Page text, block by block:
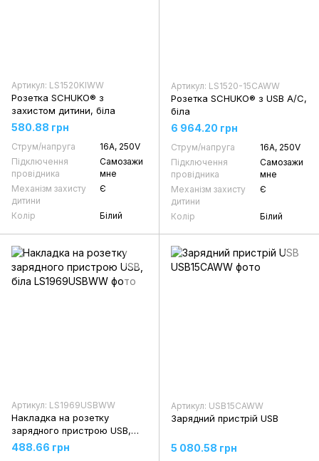
Артикул: LS1520KIWW
Розетка SCHUKO® з
захистом дитини, біла
580.88 грн
Струм/напруга
16А, 250V
Підключення
провідника
Самозажи
мне
Механізм захисту
дитини
Є
Колір Білий
Артикул: LS1520-15CAWW
Розетка SCHUKO® з USB A/C,
біла
6 964.20 грн
Струм/напруга
16А, 250V
Підключення
провідника
Самозажи
мне
Механізм захисту
дитини
Є
Колір Білий
Артикул: LS1969USBWW
Накладка на розетку
зарядного пристрою USB,
біла
488.66 грн
Артикул: USB15CAWW
Зарядний пристрій USB
5 080.58 грн